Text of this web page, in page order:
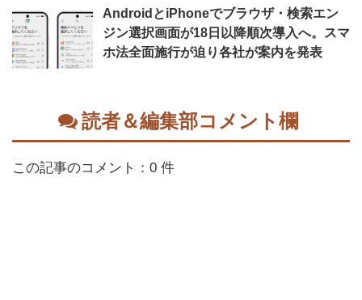
AndroidとiPhoneでブラウザ・検索エン
ジン選択画面が18日以降順次導入へ。スマ
ホ法全面施行が迫り各社が案内を発表
読者＆編集部コメント欄
この記事のコメント：0 件